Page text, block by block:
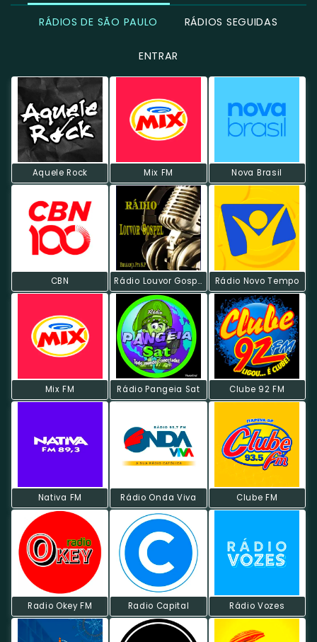
RÁDIOS DE SÃO PAULO RÁDIOS SEGUIDAS
ENTRAR
Aquele Rock Mix FM Nova Brasil
CBN Rádio Louvor Gospel Rádio Novo Tempo
Mix FM Rádio Pangeia Sat Clube 92 FM
Nativa FM Rádio Onda Viva Clube FM
Radio Okey FM Radio Capital Rádio Vozes